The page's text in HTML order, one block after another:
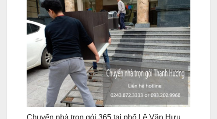
Chuyển nhà trọn gói 365 tại phố Lê Văn Hưu